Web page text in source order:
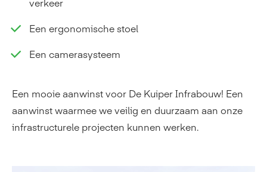
Een ergonomische stoel
Een camerasysteem
Een mooie aanwinst voor De Kuiper Infrabouw! Een
aanwinst waarmee we veilig en duurzaam aan onze
infrastructurele projecten kunnen werken.